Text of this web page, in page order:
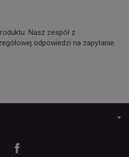
Nasz zespół z
odpowiedzi na zapytanie.